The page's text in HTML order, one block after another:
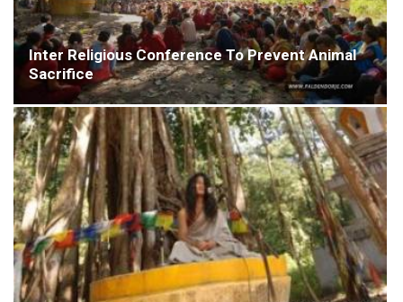
Inter Religious Conference To Prevent Animal
Sacrifice